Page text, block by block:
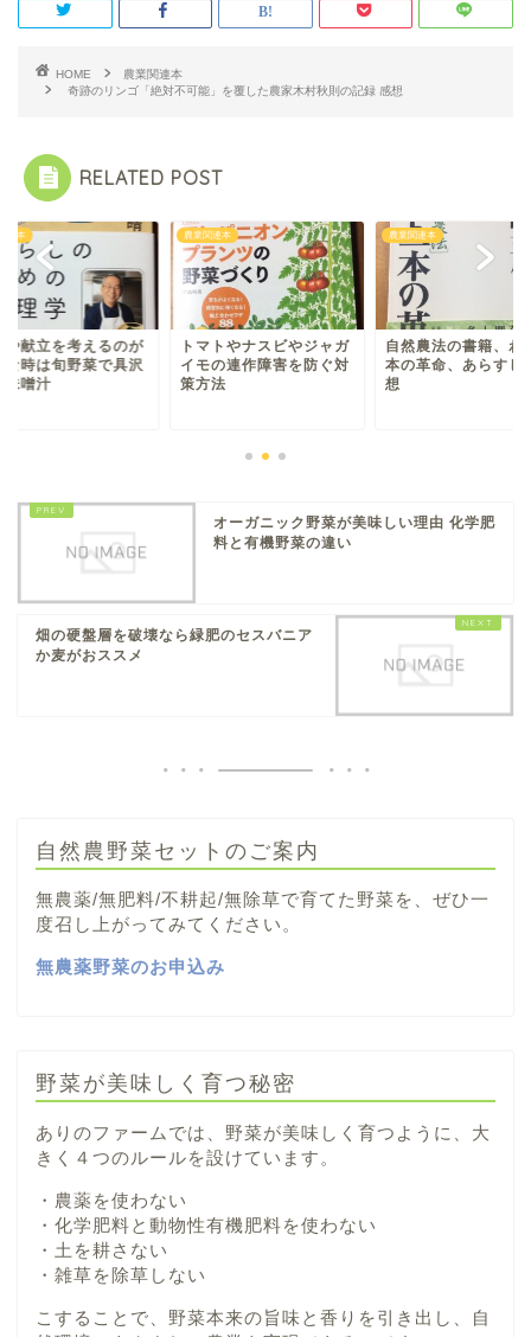
HOME
農業関連本
奇跡のリンゴ「絶対不可能」を覆した農家木村秋則の記録 感想
RELATED POST
連本
や献立を考えるのが
な時は旬野菜で具沢
味噌汁
農業関連本
トマトやナスビやジャガ
イモの連作障害を防ぐ対
策方法
農業関連本
自然農法の書籍、わ
本の革命、あらすじ
想
オーガニック野菜が美味しい理由 化学肥
料と有機野菜の違い
畑の硬盤層を破壊なら緑肥のセスバニア
か麦がおススメ
自然農野菜セットのご案内
無農薬/無肥料/不耕起/無除草で育てた野菜を、ぜひ一
度召し上がってみてください。
無農薬野菜のお申込み
野菜が美味しく育つ秘密
ありのファームでは、野菜が美味しく育つように、大
きく４つのルールを設けています。
・農薬を使わない
・化学肥料と動物性有機肥料を使わない
・土を耕さない
・雑草を除草しない
こすることで、野菜本来の旨味と香りを引き出し、自